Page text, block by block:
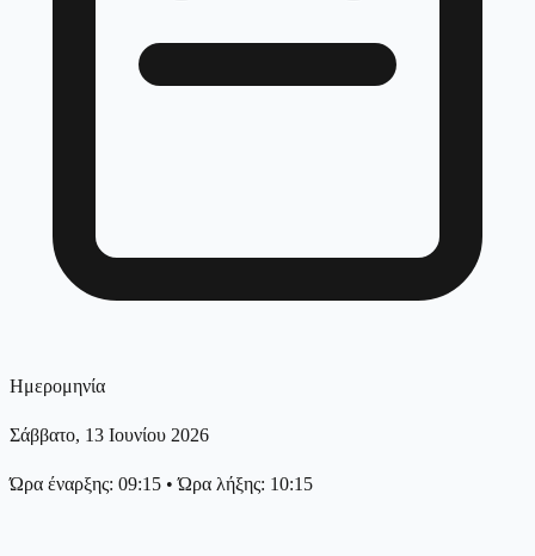
Ημερομηνία
Σάββατο, 13 Ιουνίου 2026
Ώρα έναρξης: 09:15 •Ώρα λήξης: 10:15